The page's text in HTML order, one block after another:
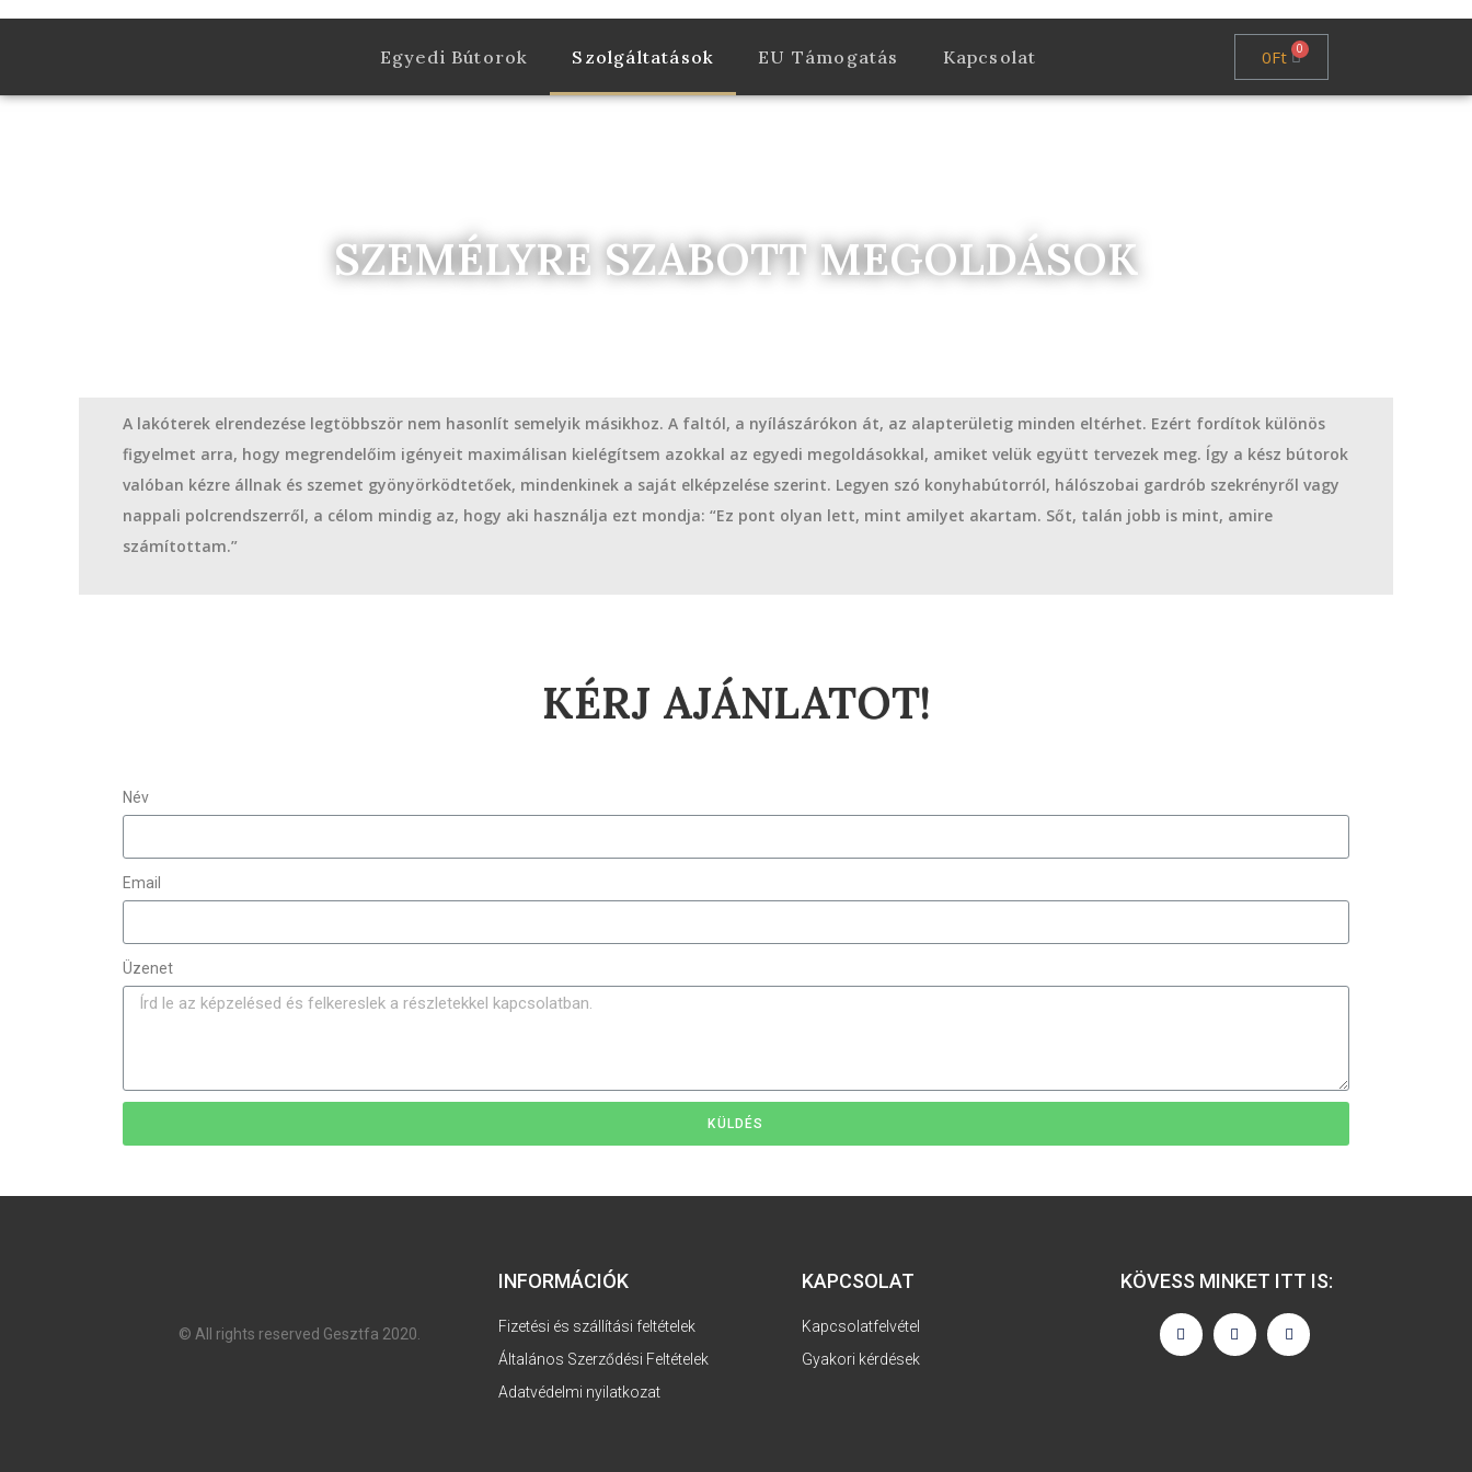
Egyedi Bútorok Szolgáltatások EU Támogatás Kapcsolat 0Ft
SZEMÉLYRE SZABOTT MEGOLDÁSOK
A lakóterek elrendezése legtöbbször nem hasonlít semelyik másikhoz. A faltól, a nyílászárókon át, az alapterületig minden eltérhet. Ezért fordítok különös
figyelmet arra, hogy megrendelőim igényeit maximálisan kielégítsem azokkal az egyedi megoldásokkal, amiket velük együtt tervezek meg. Így a kész bútorok
valóban kézre állnak és szemet gyönyörködtetőek, mindenkinek a saját elképzelése szerint. Legyen szó konyhabútorról, hálószobai gardrób szekrényről vagy
nappali polcrendszerről, a célom mindig az, hogy aki használja ezt mondja: “Ez pont olyan lett, mint amilyet akartam. Sőt, talán jobb is mint, amire
számítottam.”
KÉRJ AJÁNLATOT!
Név
Email
Üzenet
KÜLDÉS
© All rights reserved Gesztfa 2020.
INFORMÁCIÓK
Fizetési és szállítási feltételek
Általános Szerződési Feltételek
Adatvédelmi nyilatkozat
KAPCSOLAT
Kapcsolatfelvétel
Gyakori kérdések
KÖVESS MINKET ITT IS: